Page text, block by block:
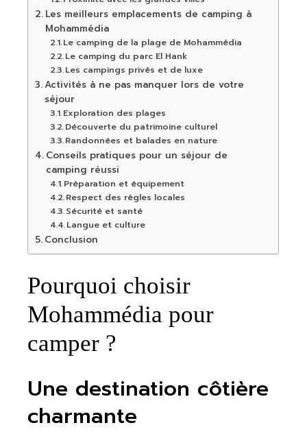
Les meilleurs emplacements de camping à
Mohammédia
Le camping de la plage de Mohammédia
Le camping du parc El Hank
Les campings privés et de luxe
Activités à ne pas manquer lors de votre
séjour
Exploration des plages
Découverte du patrimoine culturel
Randonnées et balades en nature
Conseils pratiques pour un séjour de
camping réussi
Préparation et équipement
Respect des règles locales
Sécurité et santé
Langue et culture
Conclusion
Pourquoi choisir
Mohammédia pour
camper ?
Une destination côtière
charmante